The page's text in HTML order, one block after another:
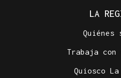
LA
Quiénes
Trabaja con
Quiosco La